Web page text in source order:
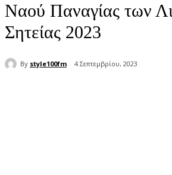
Ναού Παναγίας των
Σητείας 2023
By style100fm 4 Σεπτεμβρίου, 2023